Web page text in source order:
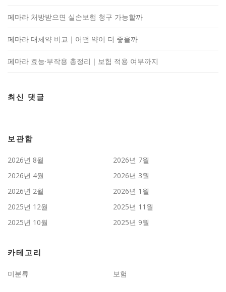
페마라 처방받으면 실손보험 청구 가능할까
페마라 대체약 비교｜어떤 약이 더 좋을까
페마라 효능·부작용 총정리｜보험 적용 여부까지
최신 댓글
보관함
2026년 8월
2026년 7월
2026년 4월
2026년 3월
2026년 2월
2026년 1월
2025년 12월
2025년 11월
2025년 10월
2025년 9월
카테고리
미분류 보험